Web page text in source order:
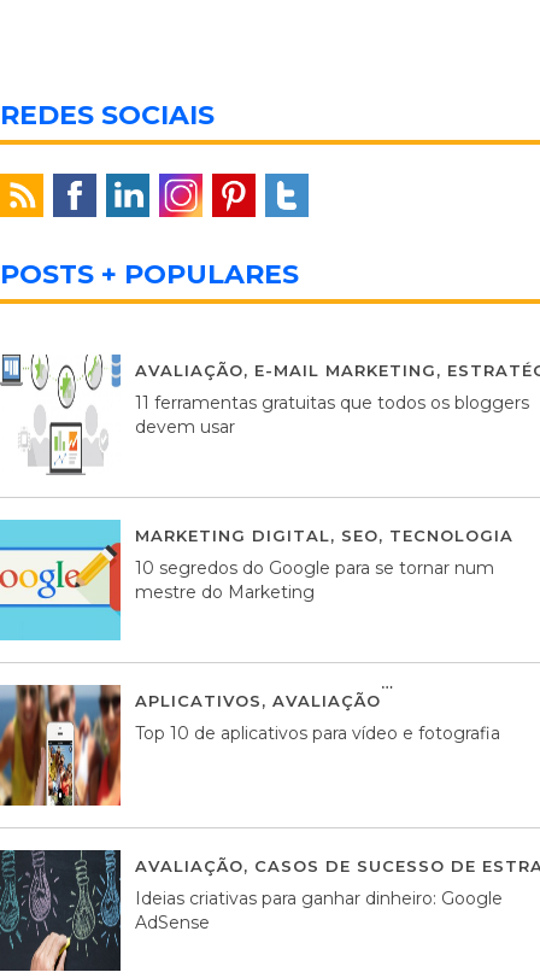
REDES SOCIAIS
POSTS + POPULARES
AVALIAÇÃO, E-MAIL MARKETING,
11 ferramentas gratuitas que todos os bloggers
devem usar
MARKETING DIGITAL, SEO, TECNOLOGIA
10 segredos do Google para se tornar num
mestre do Marketing
APLICATIVOS, AVALIAÇÃO
Top 10 de aplicativos para vídeo e fotografia
AVALIAÇÃO, CASOS DE SUCESSO DE
Ideias criativas para ganhar dinheiro: Google
AdSense